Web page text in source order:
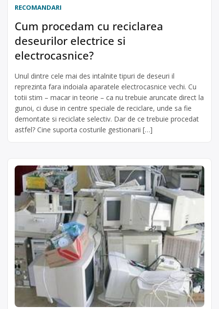
RECOMANDARI
Cum procedam cu reciclarea
deseurilor electrice si
electrocasnice?
Unul dintre cele mai des intalnite tipuri de deseuri il
reprezinta fara indoiala aparatele electrocasnice vechi. Cu
totii stim – macar in teorie – ca nu trebuie aruncate direct la
gunoi, ci duse in centre speciale de reciclare, unde sa fie
demontate si reciclate selectiv. Dar de ce trebuie procedat
astfel? Cine suporta costurile gestionarii […]